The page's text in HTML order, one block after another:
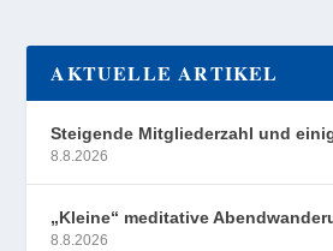
AKTUELLE ARTIKEL
Steigende Mitgliederzahl und
8.8.2026
„Kleine“ meditative
8.8.2026